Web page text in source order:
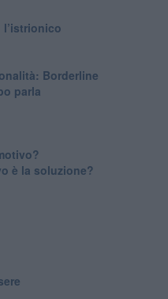
Borderline
parla
è la soluzione?